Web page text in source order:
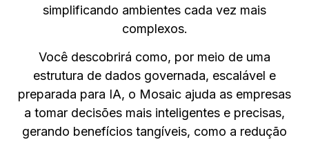
simplificando ambientes cada vez mais
complexos.
Você descobrirá como, por meio de uma
estrutura de dados governada, escalável e
preparada para IA, o Mosaic ajuda as empresas
a tomar decisões mais inteligentes e precisas,
gerando benefícios tangíveis, como a redução